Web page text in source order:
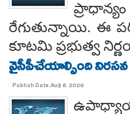
రేగుతున్నాయి. ఈ
కూటమి ప్రభుత్వ
వైసీపీచేయాల్సింది నిరసన
Publish Date:Aug 8, 2026
ఉపాధ్యాయ